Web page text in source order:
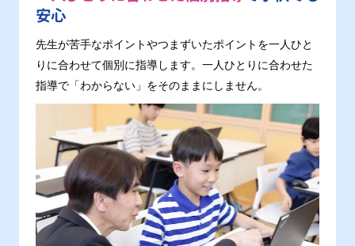
安心
先生が苦手なポイントやつまずいたポイントを一人ひと
りに合わせて個別に指導します。一人ひとりに合わせた
指導で「わからない」をそのままにしません。